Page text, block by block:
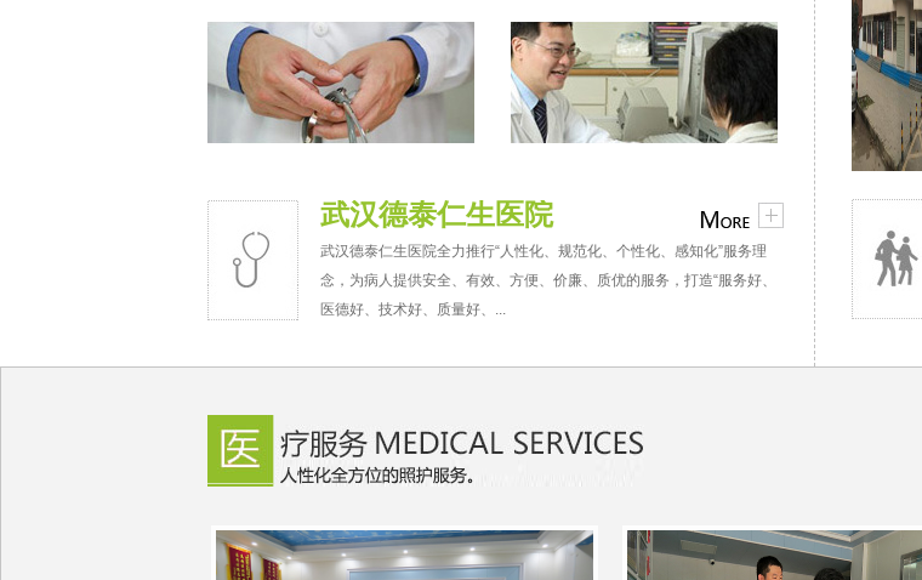
武汉德泰仁生医院
武汉德泰仁生医院全力推行“人性化、规范化、个性化、感知化”服务理
念，为病人提供安全、有效、方便、价廉、质优的服务，打造“服务好、
医德好、技术好、质量好、...